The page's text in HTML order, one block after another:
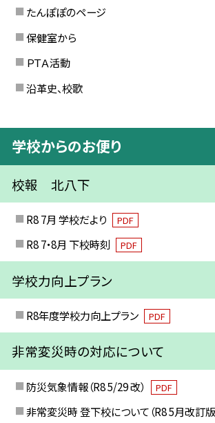
たんぽぽのページ
保健室から
ＰＴＡ活動
沿革史、校歌
学校からのお便り
校報 北八下
R8 7月 学校だより PDF
R8 7・8月 下校時刻 PDF
学校力向上プラン
R8年度学校力向上プラン PDF
非常変災時の対応について
防災気象情報（R8 5/29 改） PDF
非常変災時 登下校について（R8 5月改訂版